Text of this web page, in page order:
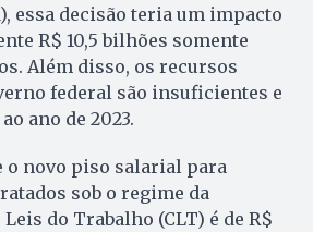
essa decisão teria um impacto
R$ 10,5 bilhões somente
Além disso, os recursos
federal são insuficientes e
ano de 2023.
o novo piso salarial para
sob o regime da
do Trabalho (CLT) é de R$